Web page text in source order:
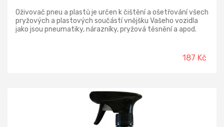
Oživovač pneu a plastů je určen k čištění a ošetřování všech
pryžových a plastových součástí vnějšku Vašeho vozidla
jako jsou pneumatiky, nárazníky, pryžová těsnění a apod.
187 Kč